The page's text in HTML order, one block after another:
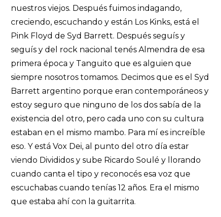
nuestros viejos. Después fuimos indagando,
creciendo, escuchando y están Los Kinks, está el
Pink Floyd de Syd Barrett. Después seguís y
seguís y del rock nacional tenés Almendra de esa
primera época y Tanguito que es alguien que
siempre nosotros tomamos. Decimos que es el Syd
Barrett argentino porque eran contemporáneos y
estoy seguro que ninguno de los dos sabía de la
existencia del otro, pero cada uno con su cultura
estaban en el mismo mambo. Para mí es increíble
eso. Y está Vox Dei, al punto del otro día estar
viendo Divididos y sube Ricardo Soulé y llorando
cuando canta el tipo y reconocés esa voz que
escuchabas cuando tenías 12 años. Era el mismo
que estaba ahí con la guitarrita.